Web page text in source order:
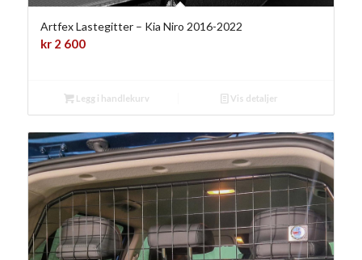
Artfex Lastegitter – Kia Niro 2016-2022
kr2 600
Legg i handlekurv Vis detaljer